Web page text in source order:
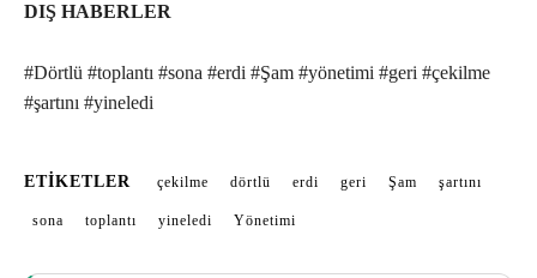
DIŞ HABERLER
#Dörtlü #toplantı #sona #erdi #Şam #yönetimi #geri #çekilme
#şartını #yineledi
ETIKETLER çekilme dörtlü erdi geri Şam şartını
sona toplantı yineledi Yönetimi